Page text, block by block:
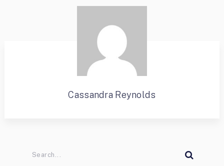
Cassandra Reynolds